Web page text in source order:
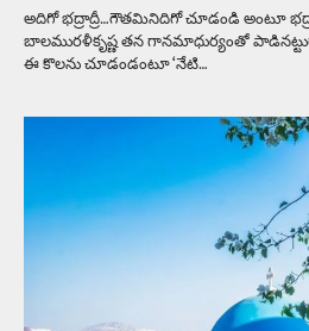
అదిగో భ‌ద్రాద్రీ…గౌత‌మినిదిగో చూడండి అంటూ
బాల‌ముర‌ళీకృష్ణ త‌న గాన‌మాధుర్యంతో
ఈ కొల‌ను చూడండంటూ ‘నేటి…